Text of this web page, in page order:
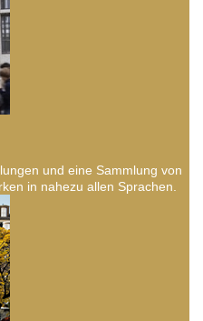
und eine Sammlung von
in nahezu allen Sprachen.